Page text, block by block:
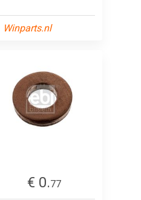
Winparts.nl
€ 0.77